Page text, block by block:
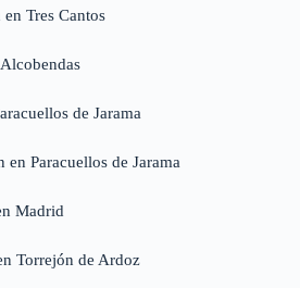
Tres Cantos
de Jarama
Paracuellos de Jarama
Madrid
Torrejón de Ardoz